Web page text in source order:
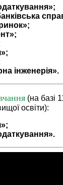
інженерія».
(на базі
освіти):